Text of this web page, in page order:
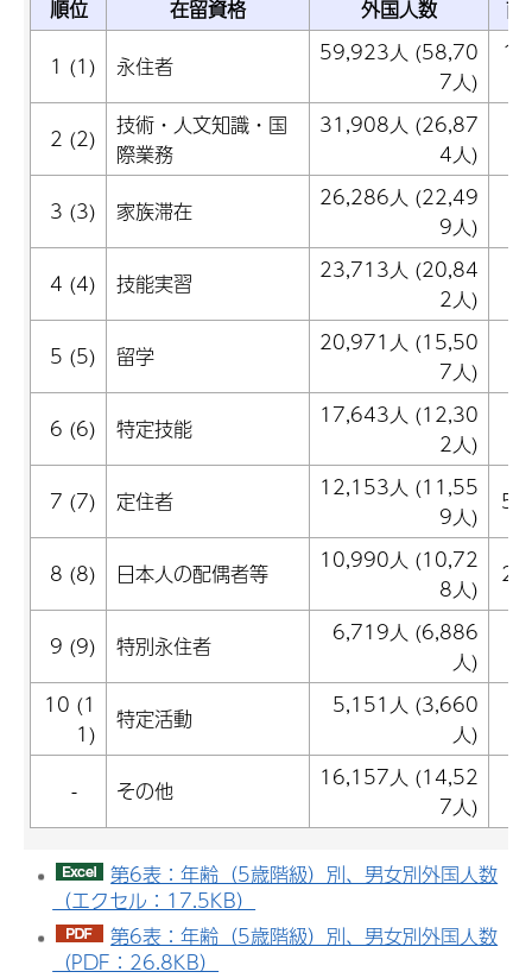
順位
在留資格 外国人数
前
1 (1)
永住者
59,923人 (58,70
7人)
2 (2)
技術・人文知識・国
際業務
31,908人 (26,87
4人)
3 (3) 家族滞在
26,286人 (22,49
9人)
4 (4) 技能実習
23,713人 (20,84
2人)
5 (5) 留学
20,971人 (15,50
7人)
6 (6) 特定技能
17,643人 (12,30
2人)
7 (7) 定住者
12,153人 (11,55
9人)
8 (8) 日本人の配偶者等
10,990人 (10,72
8人)
9 (9) 特別永住者
6,719人 (6,886
人)
10 (1
1)
特定活動
5,151人 (3,660
人)
- その他
16,157人 (14,52
7人)
第6表：年齢（5歳階級）別、男女別外国人数
（エクセル：17.5KB）
第6表：年齢（5歳階級）別、男女別外国人数
（PDF：26.8KB）